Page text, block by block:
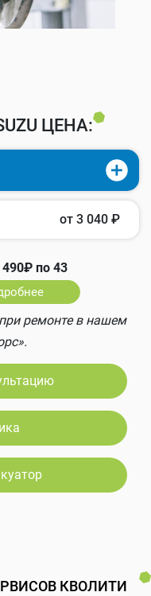
ЦЕНА:
от 3 040 ₽
по 43
ремонте в нашем
КВОЛИТИ